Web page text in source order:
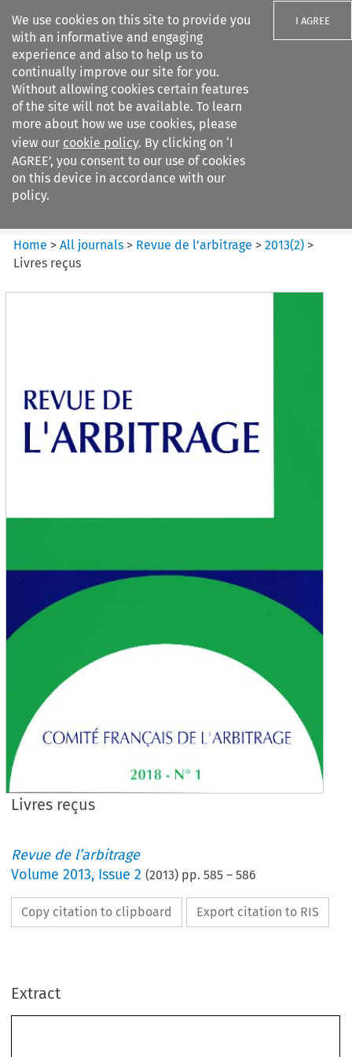
We use cookies on this site to provide you
with an informative and engaging
experience and also to help us to
continually improve our site for you.
Without allowing cookies certain features
of the site will not be available. To learn
more about how we use cookies, please
view our cookie policy. By clicking on ‘I
AGREE’, you consent to our use of cookies
on this device in accordance with our
policy.
I AGREE
Search filters
Revue de
l%E2%80%99arbitrage
Home >All journals > Revue de l’arbitrage >2013(2) >
Livres reçus
Livres reçus
Revue de l’arbitrage
Volume2013, Issue 2 (2013) pp.585 –586
Copy citation to clipboard Export citation to RIS
Extract